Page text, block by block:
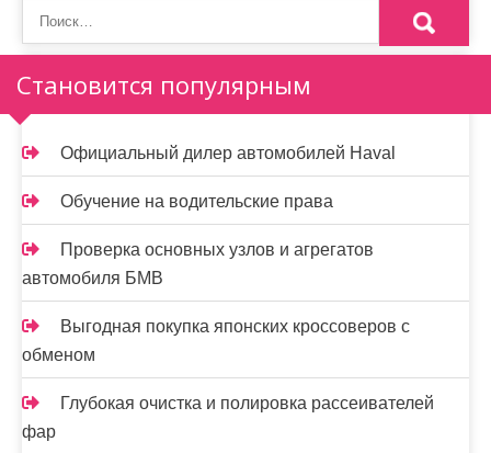
Становится популярным
Официальный дилер автомобилей Haval
Обучение на водительские права
Проверка основных узлов и агрегатов
автомобиля БМВ
Выгодная покупка японских кроссоверов с
обменом
Глубокая очистка и полировка рассеивателей
фар